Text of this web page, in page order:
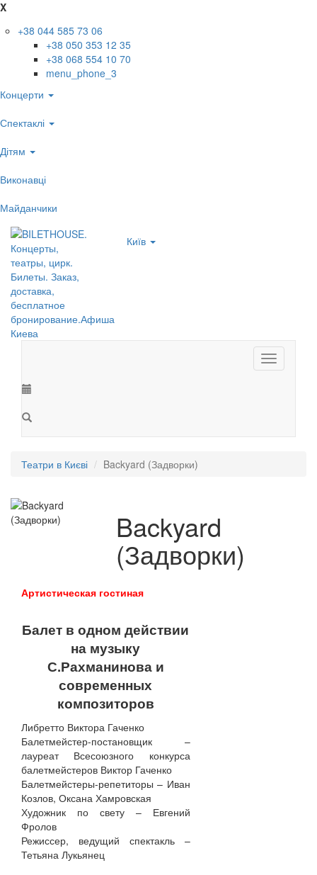
X
+38 044 585 73 06
+38 050 353 12 35
+38 068 554 10 70
menu_phone_3
Концерти
Спектаклі
Дітям
Виконавці
Майданчики
Київ
Toggle
navigation
Театри в Києві Backyard (Задворки)
Backyard
(Задворки)
Артистическая гостиная
Балет в одном действии
на музыку
С.Рахманинова и
современных
композиторов
Либретто Виктора Гаченко
Балетмейстер-постановщик –
лауреат Всесоюзного конкурса
балетмейстеров Виктор Гаченко
Балетмейстеры-репетиторы – Иван
Козлов, Оксана Хамровская
Художник по свету – Евгений
Фролов
Режиссер, ведущий спектакль –
Тетьяна Лукьянец